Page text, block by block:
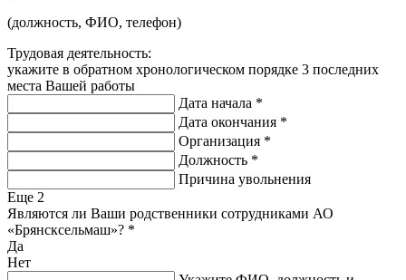
(должность, ФИО, телефон)
Трудовая деятельность:
укажите в обратном хронологическом порядке 3 последних
места Вашей работы
Дата начала *
Дата окончания *
Организация *
Должность *
Причина увольнения
Еще 2
Являются ли Ваши родственники сотрудниками АО
«Брянсксельмаш»? *
Да
Нет